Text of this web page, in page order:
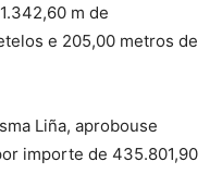
m de
e 205,00 metros de
Liña, aprobouse
importe de 435.801,90